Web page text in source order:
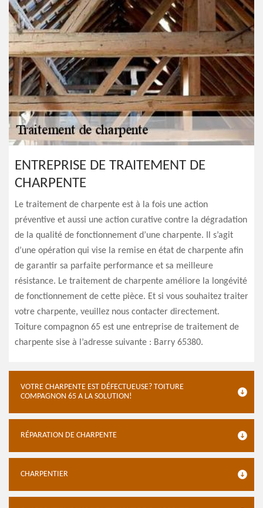
ENTREPRISE DE TRAITEMENT DE
CHARPENTE
Le traitement de charpente est à la fois une action
préventive et aussi une action curative contre la dégradation
de la qualité de fonctionnement d’une charpente. Il s’agit
d’une opération qui vise la remise en état de charpente afin
de garantir sa parfaite performance et sa meilleure
résistance. Le traitement de charpente améliore la longévité
de fonctionnement de cette pièce. Et si vous souhaitez traiter
votre charpente, veuillez nous contacter directement.
Toiture compagnon 65 est une entreprise de traitement de
charpente sise à l’adresse suivante : Barry 65380.
VOTRE CHARPENTE EST DÉFECTUEUSE? TOITURE
COMPAGNON 65 A LA SOLUTION!
RÉPARATION DE CHARPENTE
CHARPENTIER